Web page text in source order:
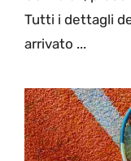
Tutti i dettagli
arrivato ...